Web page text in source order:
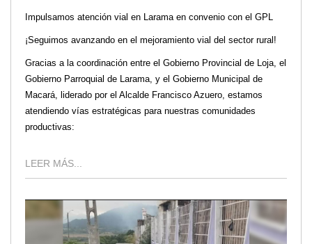
Impulsamos atención vial en Larama en convenio con el GPL
¡Seguimos avanzando en el mejoramiento vial del sector rural!
Gracias a la coordinación entre el Gobierno Provincial de Loja, el
Gobierno Parroquial de Larama, y el Gobierno Municipal de
Macará, liderado por el Alcalde Francisco Azuero, estamos
atendiendo vías estratégicas para nuestras comunidades
productivas:
LEER MÁS...